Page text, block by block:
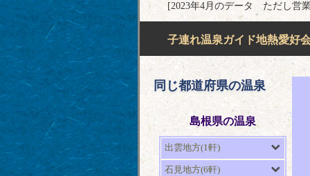
[2023年4月のデータ ただし営
子連れ温泉ガイド地熱愛好
同じ都道府県の温泉